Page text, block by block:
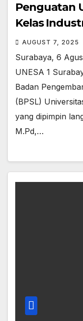
Penguatan
Kelas
AUGUST 7, 2025
Surabaya, 6
UNESA 1
Badan
(BPSL)
yang dipimpin
M.Pd,…